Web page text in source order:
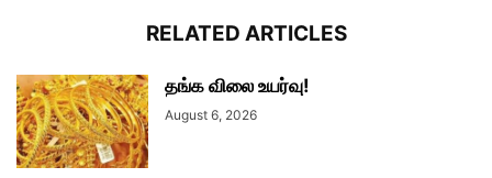
RELATED ARTICLES
தங்க விலை உயர்வு!
August 6, 2026